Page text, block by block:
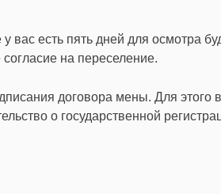
вас есть пять дней для осмотра
на переселение.
договора мены. Для
о государственной